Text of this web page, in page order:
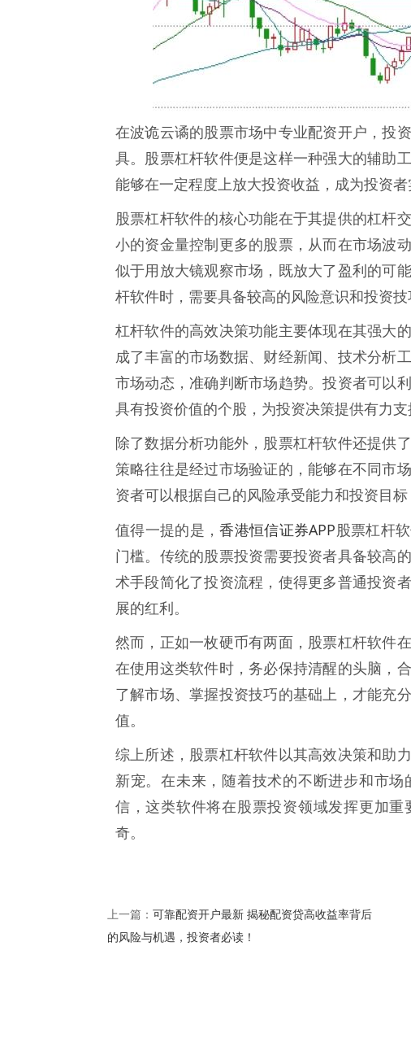
在波诡云谲的股票市场中专业配资开户，投
具。股票杠杆软件便是这样一种强大的辅助
能够在一定程度上放大投资收益，成为投资者
股票杠杆软件的核心功能在于其提供的杠杆
小的资金量控制更多的股票，从而在市场波
似于用放大镜观察市场，既放大了盈利的可
杆软件时，需要具备较高的风险意识和投资技
杠杆软件的高效决策功能主要体现在其强大
成了丰富的市场数据、财经新闻、技术分析
市场动态，准确判断市场趋势。投资者可以
具有投资价值的个股，为投资决策提供有力支
除了数据分析功能外，股票杠杆软件还提供
策略往往是经过市场验证的，能够在不同市
资者可以根据自己的风险承受能力和投资目
值得一提的是，香港恒信证券APP 股票杠杆
门槛。传统的股票投资需要投资者具备较高
术手段简化了投资流程，使得更多普通投资
展的红利。
然而，正如一枚硬币有两面，股票杠杆软件
在使用这类软件时，务必保持清醒的头脑，
了解市场、掌握投资技巧的基础上，才能充
值。
综上所述，股票杠杆软件以其高效决策和助
新宠。在未来，随着技术的不断进步和市
信，这类软件将在股票投资领域发挥更加
奇。
上一篇： 可靠配资开户最新 揭秘配资贷高收益率背后
的风险与机遇，投资者必读！